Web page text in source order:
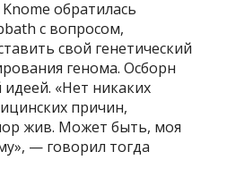
обратилась
с вопросом,
свой генетический
генома. Осборн
идеей. «Нет никаких
причин,
жив. Может быть, моя
— говорил тогда